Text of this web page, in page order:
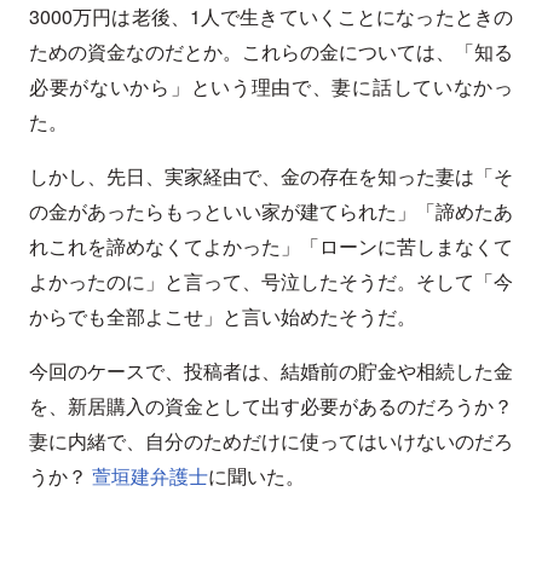
3000万円は老後、1人で生きていくことになったときの
ための資金なのだとか。これらの金については、「知る
必要がないから」という理由で、妻に話していなかっ
た。
しかし、先日、実家経由で、金の存在を知った妻は「そ
の金があったらもっといい家が建てられた」「諦めたあ
れこれを諦めなくてよかった」「ローンに苦しまなくて
よかったのに」と言って、号泣したそうだ。そして「今
からでも全部よこせ」と言い始めたそうだ。
今回のケースで、投稿者は、結婚前の貯金や相続した金
を、新居購入の資金として出す必要があるのだろうか？
妻に内緒で、自分のためだけに使ってはいけないのだろ
うか？ 萱垣建弁護士に聞いた。